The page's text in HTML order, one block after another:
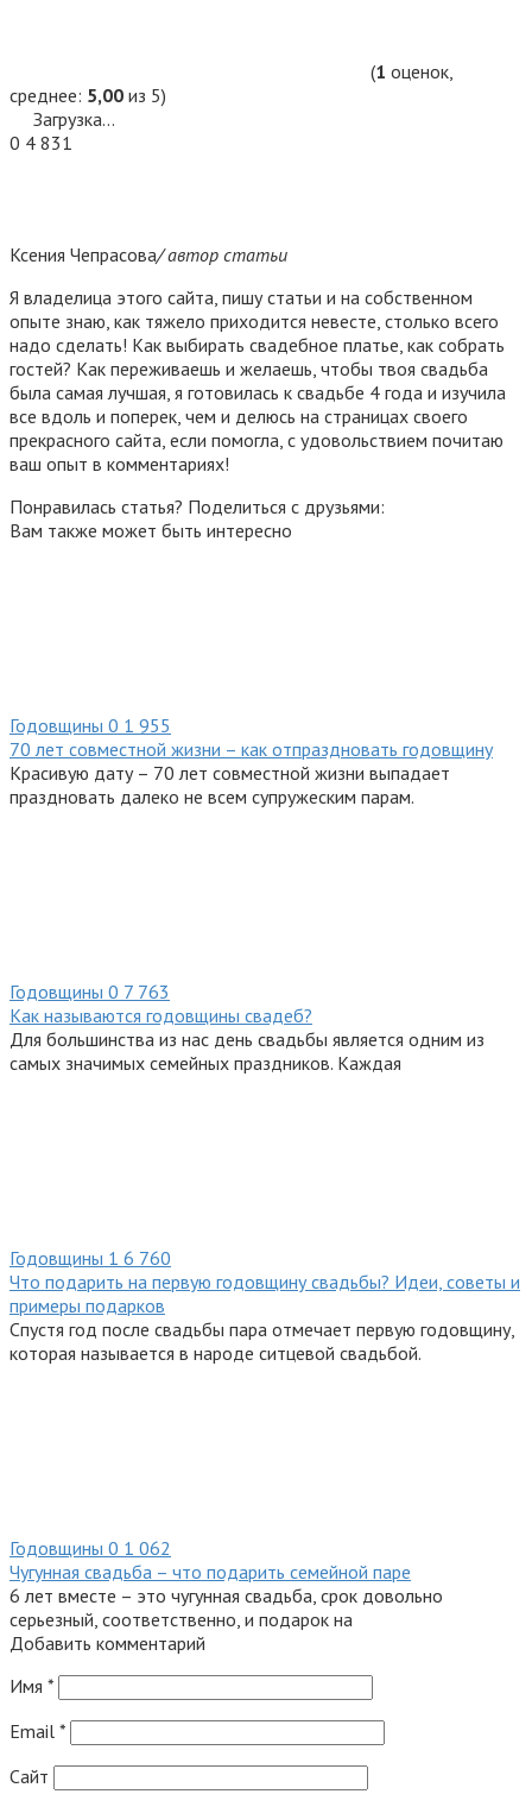
(1 оценок,
среднее: 5,00 из 5)
Загрузка...
0 4 831
Ксения Чепрасова/ автор статьи
Я владелица этого сайта, пишу статьи и на собственном
опыте знаю, как тяжело приходится невесте, столько всего
надо сделать! Как выбирать свадебное платье, как собрать
гостей? Как переживаешь и желаешь, чтобы твоя свадьба
была самая лучшая, я готовилась к свадьбе 4 года и изучила
все вдоль и поперек, чем и делюсь на страницах своего
прекрасного сайта, если помогла, с удовольствием почитаю
ваш опыт в комментариях!
Понравилась статья? Поделиться с друзьями:
Вам также может быть интересно
Годовщины 0 1 955
70 лет совместной жизни – как отпраздновать годовщину
Красивую дату – 70 лет совместной жизни выпадает
праздновать далеко не всем супружеским парам.
Годовщины 0 7 763
Как называются годовщины свадеб?
Для большинства из нас день свадьбы является одним из
самых значимых семейных праздников. Каждая
Годовщины 1 6 760
Что подарить на первую годовщину свадьбы? Идеи, советы и
примеры подарков
Спустя год после свадьбы пара отмечает первую годовщину,
которая называется в народе ситцевой свадьбой.
Годовщины 0 1 062
Чугунная свадьба – что подарить семейной паре
6 лет вместе – это чугунная свадьба, срок довольно
серьезный, соответственно, и подарок на
Добавить комментарий
Имя *
Email *
Сайт